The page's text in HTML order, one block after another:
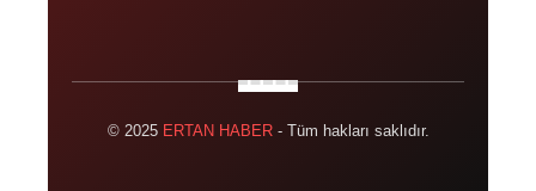
© 2025 ERTAN HABER- Tüm hakları saklıdır.